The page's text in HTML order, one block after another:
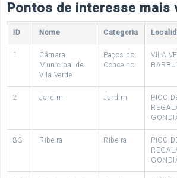
Pontos de interesse mais
ID Nome Categoria
1
Câmara
Municipal de
Vila Verde
Paços do
Concelho
VILA
2 Jardim Jardim
PICO
83 Ribeira Ribeira
PICO